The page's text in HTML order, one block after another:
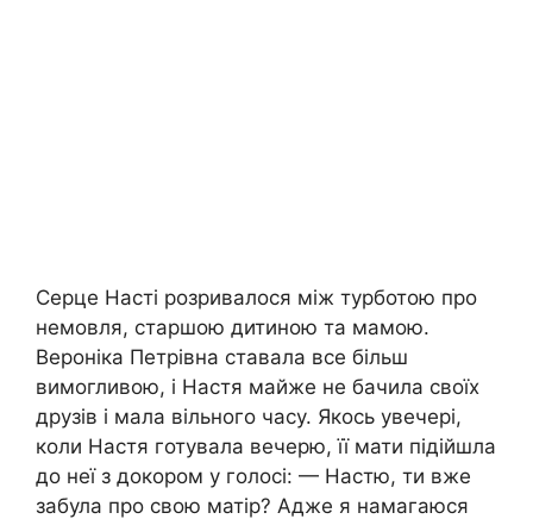
Серце Насті розривалося між турботою про
немовля, старшою дитиною та мамою.
Вероніка Петрівна ставала все більш
вимогливою, і Настя майже не бачила своїх
друзів і мала вільного часу. Якось увечері,
коли Настя готувала вечерю, її мати підійшла
до неї з докором у голосі: — Настю, ти вже
забула про свою матір? Адже я намагаюся